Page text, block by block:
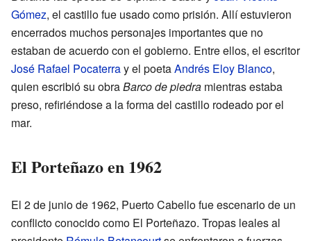
Gómez, el castillo fue usado como prisión. Allí estuvieron
encerrados muchos personajes importantes que no
estaban de acuerdo con el gobierno. Entre ellos, el escritor
José Rafael Pocaterray el poetaAndrés Eloy Blanco,
quien escribió su obraBarco de piedra mientras estaba
preso, refiriéndose a la forma del castillo rodeado por el
mar.
El Porteñazo en 1962
El 2 de junio de 1962, Puerto Cabello fue escenario de un
conflicto conocido como El Porteñazo. Tropas leales al